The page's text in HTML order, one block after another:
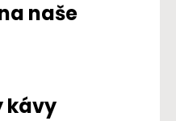
naše
kávy